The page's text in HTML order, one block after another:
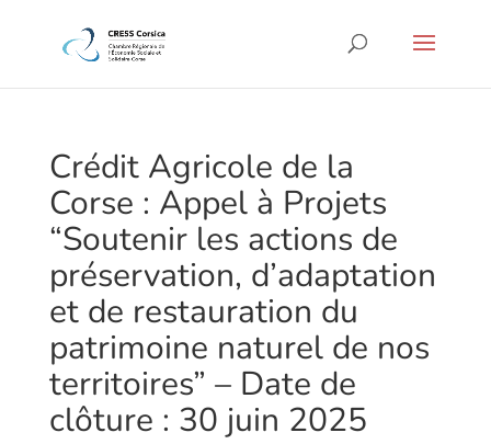
Crédit Agricole de la
Corse : Appel à Projets
“Soutenir les actions de
préservation, d’adaptation
et de restauration du
patrimoine naturel de nos
territoires” – Date de
clôture : 30 juin 2025